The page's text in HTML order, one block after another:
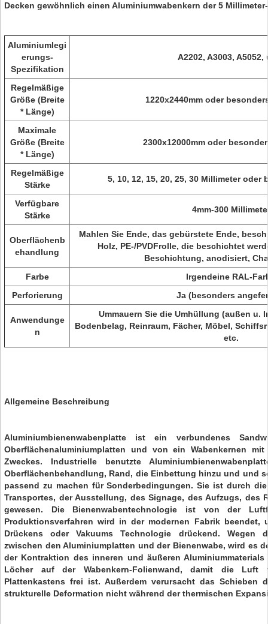
Decken gewöhnlich einen Aluminiumwabenkern der 5
Aluminiumlegi
erungs-
Spezifikation
A2202, A3003, A5052,
Regelmäßige
Größe (Breite
* Länge)
1220x2440mm oder
Maximale
Größe (Breite
* Länge)
2300x12000mm oder
Regelmäßige
Stärke
5, 10, 12, 15, 20, 25, 30 Millimeter
Verfügbare
Stärke
4mm-300
Oberflächenb
ehandlung
Mahlen Sie Ende, das gebürstete Ende,
Holz, PE-/PVDFrolle, die beschichtet
Beschichtung, anodisiert,
Farbe
Irgendeine RAL-
Perforierung
Ja (besonders
Anwendunge
n
Ummauern Sie die Umhüllung (außen u.
Bodenbelag, Reinraum, Fächer, Möbel,
etc.
Allgemeine Beschreibung
Aluminiumbienenwabenplatte ist ein verbundenes
Oberflächenaluminiumplatten und von ein Wabenkernen
Zweckes. Industrielle benutzte
Oberflächenbehandlung, Rand, die Einbettung hinzu und und
passend zu machen für Sonderbedingungen. Sie ist durch
Transportes, der Ausstellung, des Signage, des Aufzugs, des
gewesen. Die Bienenwabentechnologie ist von der
Produktionsverfahren wird in der modernen Fabrik beendet,
Drückens oder Vakuums Technologie drückend. Wegen
zwischen den Aluminiumplatten und der Bienenwabe, wird es
der Kontraktion des inneren und äußeren
Löcher auf der Wabenkern-Folienwand, damit die Luft
Plattenkastens frei ist. Außerdem verursacht das Schieben
strukturelle Deformation nicht während der thermischen